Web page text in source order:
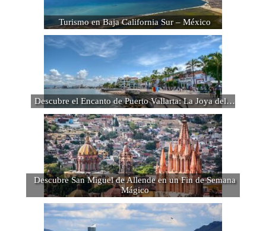
Turismo en Baja California Sur – México
Descubre el Encanto de Puerto Vallarta: La Joya del…
Descubre San Miguel de Allende en un Fin de Semana
Mágico